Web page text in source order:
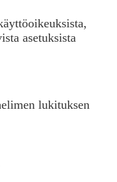
asetuksista
lukituksen